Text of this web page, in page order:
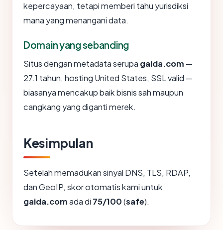
kepercayaan, tetapi memberi tahu yurisdiksi
mana yang menangani data.
Domain yang sebanding
Situs dengan metadata serupa gaida.com —
27.1 tahun, hosting United States, SSL valid —
biasanya mencakup baik bisnis sah maupun
cangkang yang diganti merek.
Kesimpulan
Setelah memadukan sinyal DNS, TLS, RDAP,
dan GeoIP, skor otomatis kami untuk
gaida.comada di 75/100(safe).